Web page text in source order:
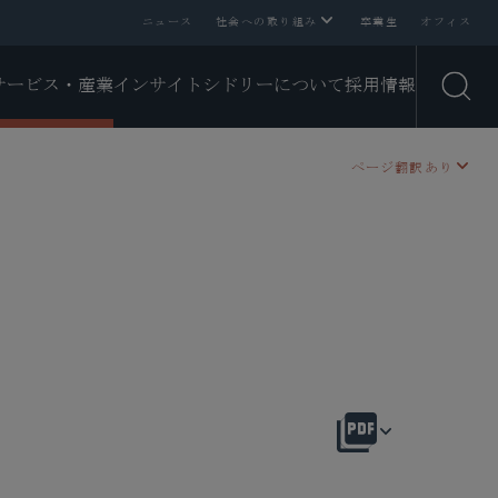
ニュース 社会への取り組み 卒業生 オフィス
ービス・産業インサイト シドリーについて 採用情報
ページ翻訳あり